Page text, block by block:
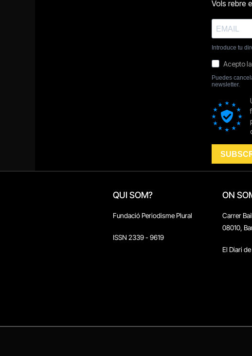
QUI SOM?
Fundació Periodisme Plural
ISSN 2339 - 9619
ON
Carrer
08010,
El Diari